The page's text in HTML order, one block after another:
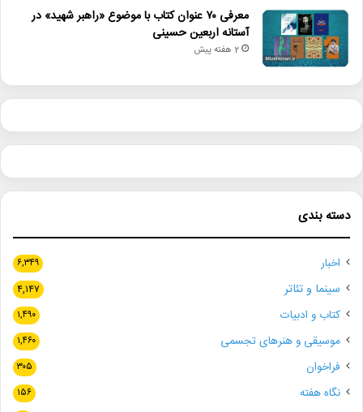
معرفی ۷۰ عنوان کتاب با موضوع «راهبر شهید» در
آستانه اربعین حسینی
2 هفته پیش
دسته بندی
اخبار ۶,۳۴۹
سینما و تئاتر ۴,۱۴۷
کتاب و ادبیات ۱,۴۹۰
موسیقی و هنرهای تجسمی ۱,۴۶۰
فراخوان ۳۰۵
نگاه هفته ۱۵۶